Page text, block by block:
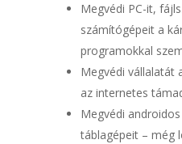
Megvédi PC-it,
számítógépeit a
programokkal
Megvédi vállalatát
az internetes
Megvédi
táblagépeit – még